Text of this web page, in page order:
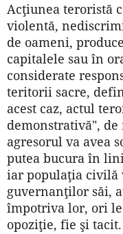
Acţiunea teroristă
violentă,
de oameni,
capitalele sau în
considerate
teritorii sacre,
acest caz, actul
demonstrativă",
agresorul va avea
putea bucura în
iar populaţia civilă
guvernanţilor săi,
împotriva lor, ori
opoziţie, fie şi tacit.